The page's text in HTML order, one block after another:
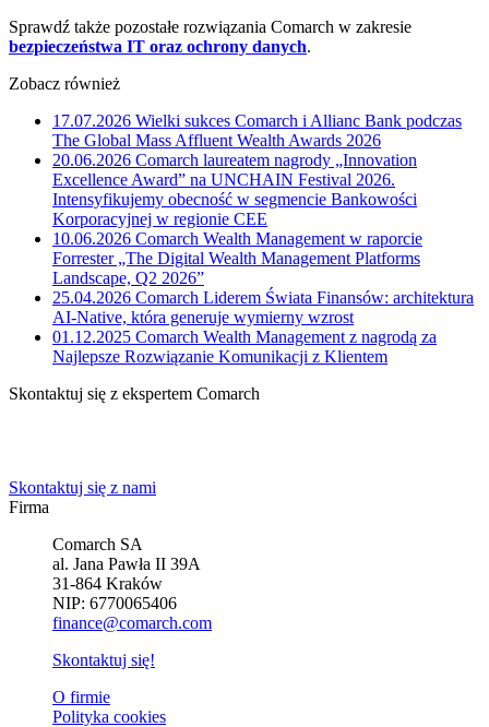
Sprawdź także pozostałe rozwiązania Comarch w zakresie
bezpieczeństwa IT oraz ochrony danych.
Zobacz również
17.07.2026 Wielki sukces Comarch i Allianc Bank podczas
The Global Mass Affluent Wealth Awards 2026
20.06.2026 Comarch laureatem nagrody „Innovation
Excellence Award” na UNCHAIN Festival 2026.
Intensyfikujemy obecność w segmencie Bankowości
Korporacyjnej w regionie CEE
10.06.2026 Comarch Wealth Management w raporcie
Forrester „The Digital Wealth Management Platforms
Landscape, Q2 2026”
25.04.2026 Comarch Liderem Świata Finansów: architektura
AI-Native, która generuje wymierny wzrost
01.12.2025 Comarch Wealth Management z nagrodą za
Najlepsze Rozwiązanie Komunikacji z Klientem
Skontaktuj się z ekspertem Comarch
Skontaktuj się z nami
Firma
Comarch SA
al. Jana Pawła II 39A
31-864 Kraków
NIP: 6770065406
finance@comarch.com
Skontaktuj się!
O firmie
Polityka cookies